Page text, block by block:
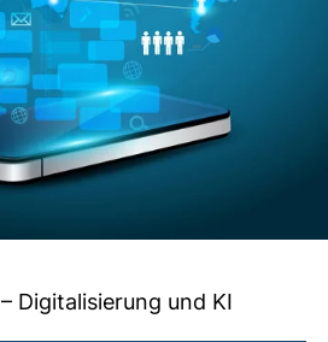
– Digitalisierung und KI